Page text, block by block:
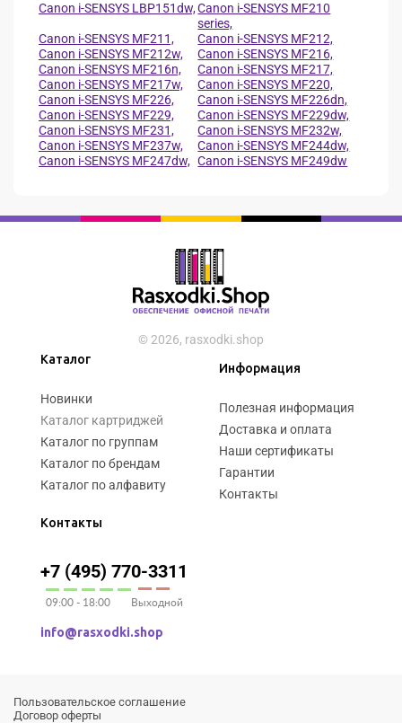
Canon i-SENSYS LBP151dw,Canon i-SENSYS MF210
series,
Canon i-SENSYS MF211,
Canon i-SENSYS MF212,
Canon i-SENSYS MF212w,
Canon i-SENSYS MF216,
Canon i-SENSYS MF216n,
Canon i-SENSYS MF217,
Canon i-SENSYS MF217w,
Canon i-SENSYS MF220,
Canon i-SENSYS MF226,
Canon i-SENSYS MF226dn,
Canon i-SENSYS MF229,
Canon i-SENSYS MF229dw,
Canon i-SENSYS MF231,
Canon i-SENSYS MF232w,
Canon i-SENSYS MF237w,
Canon i-SENSYS MF244dw,
Canon i-SENSYS MF247dw, Canon i-SENSYS MF249dw
© 2026, rasxodki.shop
Каталог
Новинки
Каталог картриджей
Каталог по группам
Каталог по брендам
Каталог по алфавиту
Информация
Полезная информация
Доставка и оплата
Наши сертификаты
Гарантии
Контакты
Контакты
+7 (495) 770-3311
09:00 - 18:00 Выходной
info@rasxodki.shop
Пользовательское соглашение
Договор оферты